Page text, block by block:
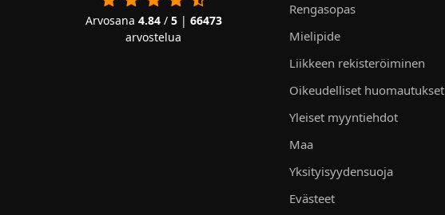
Arvosana 4.84/ 5| 66473
arvostelua
Rengasopas
Mielipide
Liikkeen rekisteröiminen
Oikeudelliset huomautukset
Yleiset myyntiehdot
Maa
Yksityisyydensuoja
Evästeet